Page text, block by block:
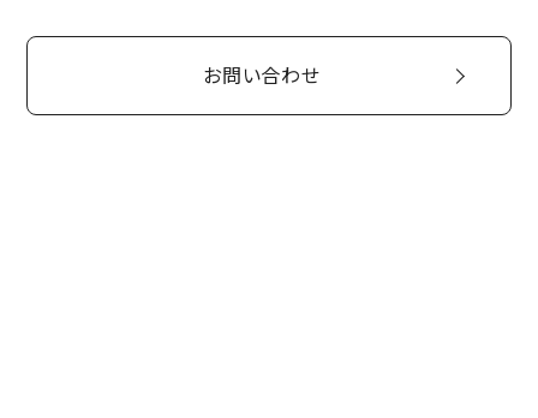
お問い合わせ